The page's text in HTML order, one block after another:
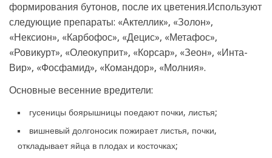
формирования бутонов, после их цветения.Используют
следующие препараты: «Актеллик», «Золон»,
«Нексион», «Карбофос», «Децис», «Метафос»,
«Ровикурт», «Олеокуприт», «Корсар», «Зеон», «Инта-
Вир», «Фосфамид», «Командор», «Молния».
Основные весенние вредители:
гусеницы боярышницы поедают почки, листья;
вишневый долгоносик пожирает листья, почки,
откладывает яйца в плодах и косточках;